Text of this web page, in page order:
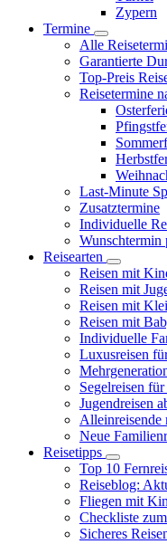
Zypern
Termine
Alle
Garantierte
Top-Preis
Reisetermine
Last-Minute
Zusatztermine
Individuelle
Wunschtermin
Reisearten
Reisen mit
Reisen mit
Reisen mit
Reisen mit
Individuelle
Luxusreisen
Segelreisen
Jugendreisen
Alleinreisende
Neue
Reisetipps
Top 10
Reiseblog:
Fliegen mit
Checkliste
Sicheres